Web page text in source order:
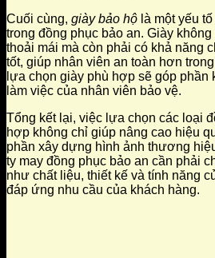
Cuối cùng, giày bảo hộ là một yếu
trong đồng phục bảo an. Giày
thoải mái mà còn phải có khả năng
tốt, giúp nhân viên an toàn hơn
lựa chọn giày phù hợp sẽ góp phần
làm việc của nhân viên bảo vệ.
Tổng kết lại, việc lựa chọn các loại
hợp không chỉ giúp nâng cao hiệu
phần xây dựng hình ảnh thương
ty may đồng phục bảo an cần phải
như chất liệu, thiết kế và tính năng
đáp ứng nhu cầu của khách hàng.